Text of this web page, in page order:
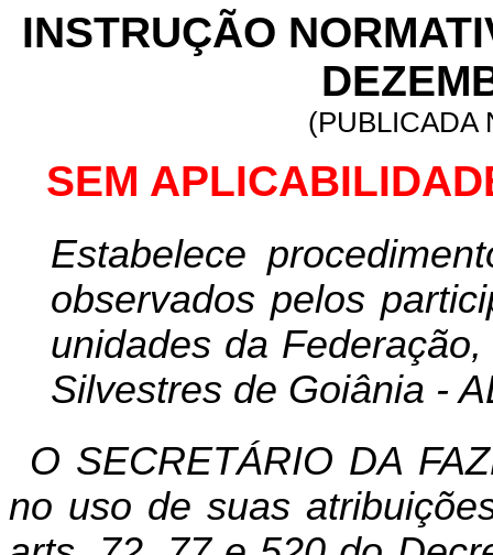
INSTRUÇÃO
(PUBLICADA
SEM
Estabelece
observados pelos
unidades da
Silvestres de Goiânia -
O SECRETÁRIO DA
no uso de suas